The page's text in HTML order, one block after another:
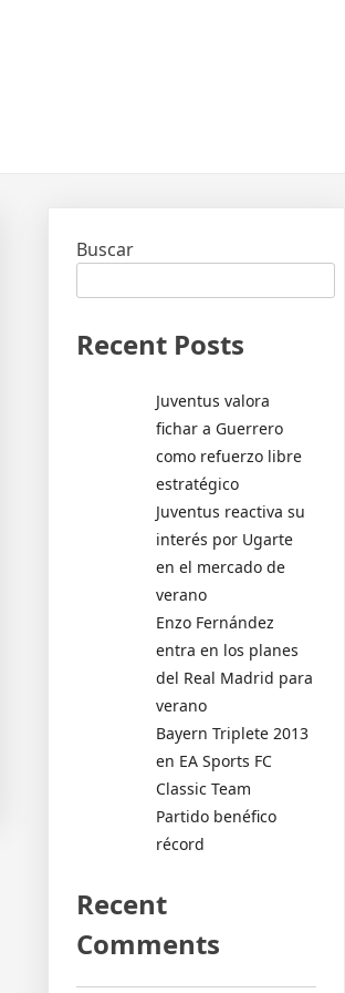
Buscar
Recent Posts
Juventus valora
fichar a Guerrero
como refuerzo libre
estratégico
Juventus reactiva su
interés por Ugarte
en el mercado de
verano
Enzo Fernández
entra en los planes
del Real Madrid para
verano
Bayern Triplete 2013
en EA Sports FC
Classic Team
Partido benéfico
récord
Recent
Comments